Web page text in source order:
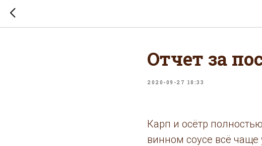
Отчет за
2020-09-27 18:33
Карп и осётр
винном соусе всё